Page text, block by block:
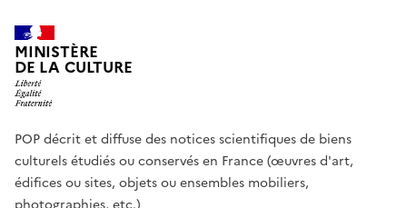
MINISTÈRE
DE LA CULTURE
POP décrit et diffuse des notices scientifiques de biens
culturels étudiés ou conservés en France (œuvres d'art,
édifices ou sites, objets ou ensembles mobiliers,